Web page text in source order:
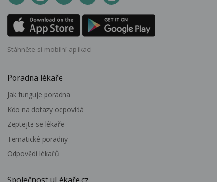
Stáhněte si mobilní aplikaci
Poradna lékaře
Jak funguje poradna
Kdo na dotazy odpovídá
Zeptejte se lékaře
Tematické poradny
Odpovědi lékařů
Společnost uLékaře.cz